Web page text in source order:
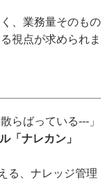
、業務量そのもの
視点が求められま
らばっている---」
「ナレカン」
る、ナレッジ管理